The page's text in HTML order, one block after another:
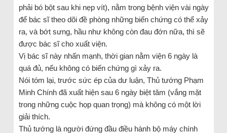
phải bó bột sau khi nẹp vít), nằm trong bệnh viện vài ngày
để bác sĩ theo dõi đề phòng những biến chứng có thể xảy
ra, và bớt sưng, hầu như không còn đau đớn nữa, thì sẽ
được bác sĩ cho xuất viện.
Vị bác sĩ này nhấn mạnh, thời gian nằm viện 6 ngày là
quá đủ, nếu không có biến chứng gì xảy ra.
Nói tóm lại, trước sức ép của dư luận, Thủ tướng Phạm
Minh Chính đã xuất hiện sau 6 ngày biệt tăm (vắng mặt
trong những cuộc họp quan trọng) mà không có một lời
giải thích.
Thủ tướng là người đứng đầu điều hành bộ máy chính